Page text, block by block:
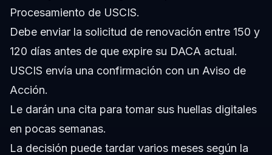
Procesamiento de USCIS.
Debe enviar la solicitud de renovación entre 150 y
120 días antes de que expire su DACA actual.
USCIS envía una confirmación con un Aviso de
Acción.
Le darán una cita para tomar sus huellas digitales
en pocas semanas.
La decisión puede tardar varios meses según la